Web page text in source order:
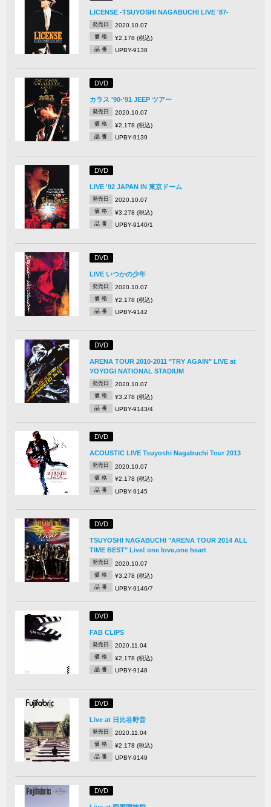
LICENSE -TSUYOSHI NAGABUCHI LIVE '87-
発売日 2020.10.07
価 格 ¥2,178 (税込)
品 番 UPBY-9138
DVD
カラス '90-'91 JEEP ツアー
発売日 2020.10.07
価 格 ¥2,178 (税込)
品 番 UPBY-9139
DVD
LIVE '92 JAPAN IN 東京ドーム
発売日 2020.10.07
価 格 ¥3,278 (税込)
品 番 UPBY-9140/1
DVD
LIVE いつかの少年
発売日 2020.10.07
価 格 ¥2,178 (税込)
品 番 UPBY-9142
DVD
ARENA TOUR 2010-2011 "TRY AGAIN" LIVE at
YOYOGI NATIONAL STADIUM
発売日 2020.10.07
価 格 ¥3,278 (税込)
品 番 UPBY-9143/4
DVD
ACOUSTIC LIVE Tsuyoshi Nagabuchi Tour 2013
発売日 2020.10.07
価 格 ¥2,178 (税込)
品 番 UPBY-9145
DVD
TSUYOSHI NAGABUCHI "ARENA TOUR 2014 ALL
TIME BEST" Live! one love,one heart
発売日 2020.10.07
価 格 ¥3,278 (税込)
品 番 UPBY-9146/7
DVD
FAB CLIPS
発売日 2020.11.04
価 格 ¥2,178 (税込)
品 番 UPBY-9148
DVD
Live at 日比谷野音
発売日 2020.11.04
価 格 ¥2,178 (税込)
品 番 UPBY-9149
DVD